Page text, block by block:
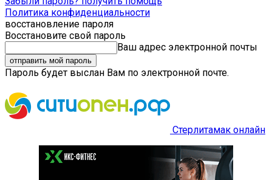
Политика конфиденциальности
восстановление пароля
Восстановите свой пароль
Ваш адрес электронной почты
Пароль будет выслан Вам по электронной почте.
Стерлитамак онлайн